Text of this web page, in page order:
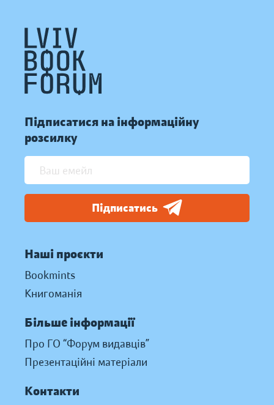
Підписатися на інформаційну
розсилку
Підписатись
Наші проєкти
Bookmints
Книгоманія
Більше інформації
Про ГО “Форум видавців”
Презентаційні матеріали
Контакти